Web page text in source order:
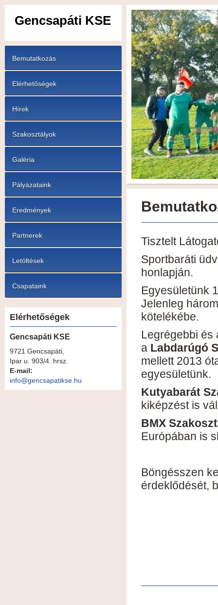
Gencsapáti KSE
Bemutatkozás
Elérhetőségek
Hírek
Szakosztályok
Galéria
Pályázataink
Eredmények
Partnerek
Letöltések
Csapataink
Elérhetőségek
Gencsapáti KSE
9721 Gencsapáti,
Ipar u. 903/4. hrsz.
E-mail:
info@gencsapatikse.hu
Tisztelt
Sportbaráti
honlapján.
Egyesületünk
Jelenleg
kötelékébe.
Legrégebbi és
a Labdarúgó
mellett 2013
egyesületünk.
Kutyabarát
kiképzést is
BMX
Európában is
Böngésszen
érdeklődését,